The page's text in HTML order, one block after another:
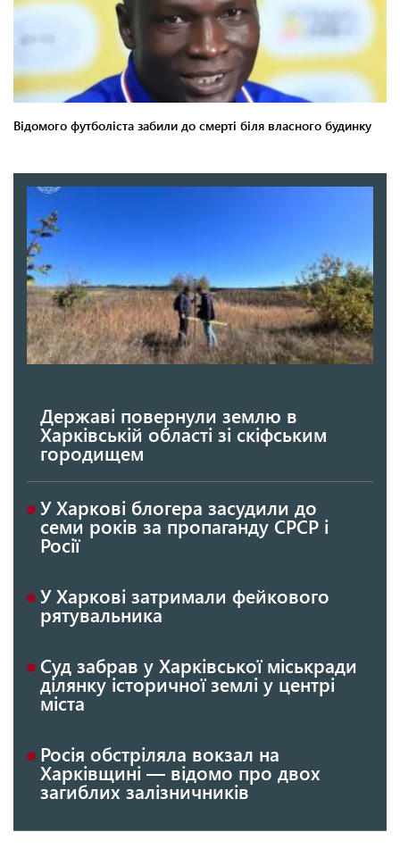
Державі повернули землю в
Харківській області зі скіфським
городищем
У Харкові блогера засудили до
семи років за пропаганду СРСР і
Росії
У Харкові затримали фейкового
рятувальника
Суд забрав у Харківської міськради
ділянку історичної землі у центрі
міста
Росія обстріляла вокзал на
Харківщині — відомо про двох
загиблих залізничників